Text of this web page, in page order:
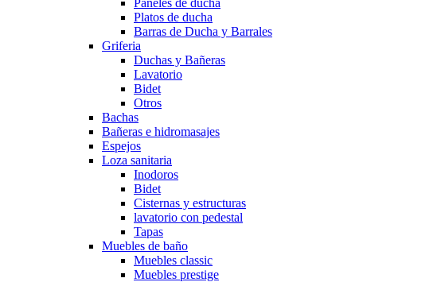
Paneles de ducha
Platos de ducha
Barras de Ducha y Barrales
Griferia
Duchas y Bañeras
Lavatorio
Bidet
Otros
Bachas
Bañeras e hidromasajes
Espejos
Loza sanitaria
Inodoros
Bidet
Cisternas y estructuras
lavatorio con pedestal
Tapas
Muebles de baño
Muebles classic
Muebles prestige